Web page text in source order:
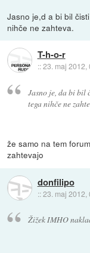
Jasno je,d a bi bil
nihče ne zahteva.
T-h-o-r
::23. maj 2012,
Jasno je, da bi bil
tega nihče ne
že samo na tem
zahtevajo
donfilipo
::23. maj 2012,
Žižek IMHO